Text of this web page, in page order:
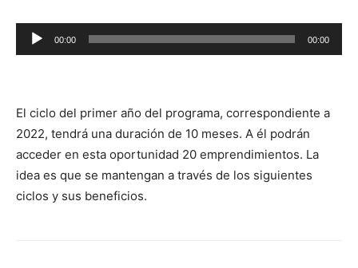
Reproductor
de
00:00 00:00
El ciclo del primer año del programa, correspondiente a
2022, tendrá una duración de 10 meses. A él podrán
acceder en esta oportunidad 20 emprendimientos. La
idea es que se mantengan a través de los siguientes
ciclos y sus beneficios.